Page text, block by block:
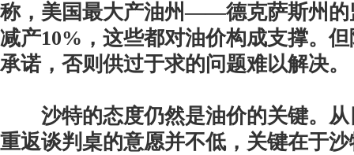
称，美国最大产油州——德克萨斯州的
减产10%，这些都对油价构成支撑。
承诺，否则供过于求的问题难以解决。
沙特的态度仍然是油价的关键。从
重返谈判桌的意愿并不低，关键在于